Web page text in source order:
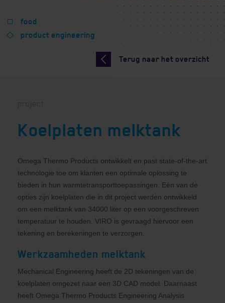
food
product engineering
Terug naar het overzicht
Koelplaten melktank
Omega Thermo Products ontwikkelt en past state-of-the-art
technologie toe om klanten een optimale oplossing te
bieden in hun warmtetransporttoepassingen. Eén van de
opties zijn koelplaten die in dit project werden ontwikkeld
om een melktank van 34000 liter op een voorgeschreven
temperatuur te houden. VIRO is gevraagd hiervoor een
tekening en berekeningen te verzorgen.
Werkzaamheden melktank
Mechanical Engineering heeft de 2D tekeningen van de
koelplaten omgezet naar een 3D CAD model. Daarnaast
heeft Omega Thermo Products Engineering Analysis